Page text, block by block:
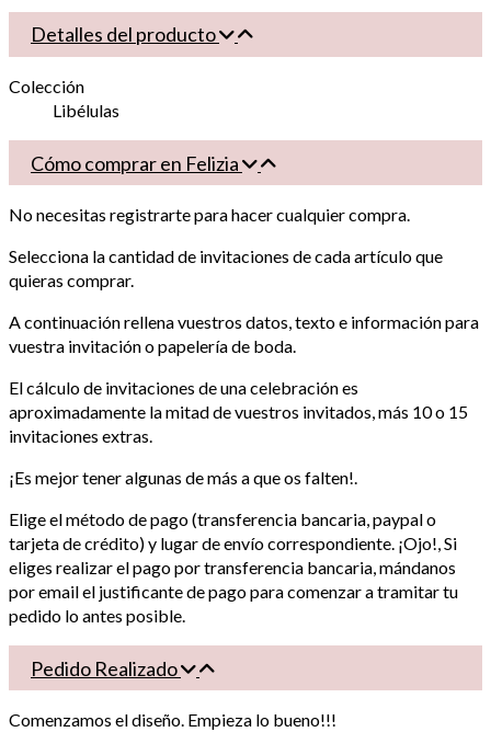
Detalles del producto
Colección
Libélulas
Cómo comprar en Felizia
No necesitas registrarte para hacer cualquier compra.
Selecciona la cantidad de invitaciones de cada artículo que
quieras comprar.
A continuación rellena vuestros datos, texto e información para
vuestra invitación o papelería de boda.
El cálculo de invitaciones de una celebración es
aproximadamente la mitad de vuestros invitados, más 10 o 15
invitaciones extras.
¡Es mejor tener algunas de más a que os falten!.
Elige el método de pago (transferencia bancaria, paypal o
tarjeta de crédito) y lugar de envío correspondiente. ¡Ojo!, Si
eliges realizar el pago por transferencia bancaria, mándanos
por email el justificante de pago para comenzar a tramitar tu
pedido lo antes posible.
Pedido Realizado
Comenzamos el diseño. Empieza lo bueno!!!